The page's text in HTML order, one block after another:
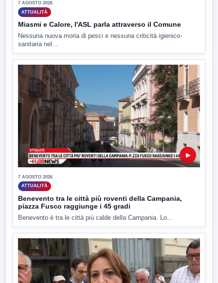
7 AGOSTO 2026
ATTUALITÀ
Miasmi e Calore, l'ASL parla attraverso il Comune
Nessuna nuova moria di pesci e nessuna criticità igienico-
sanitaria nel...
▶
7 AGOSTO 2026
ATTUALITÀ
Benevento tra le città più roventi della Campania,
piazza Fusco raggiunge i 45 gradi
Benevento è tra le città più calde della Campania. Lo...